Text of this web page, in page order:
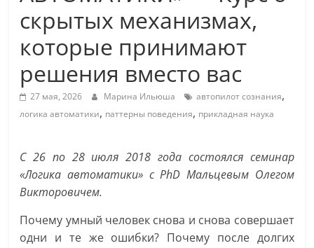
скрытых механизмах,
которые принимают
решения вместо вас
27 мая, 2026 Марина Ильюша автопилот сознания,
логика автоматики, паттерны поведения, прикладная наука
С 26 по 28 июля 2018 года состоялся семинар
«Логика автоматики» с PhD Мальцевым Олегом
Викторовичем.
Почему умный человек снова и снова совершает
одни и те же ошибки? Почему после долгих